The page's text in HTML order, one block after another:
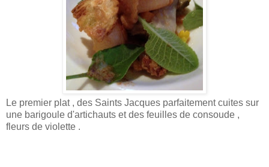
Le premier plat , des Saints Jacques parfaitement cuites sur
une barigoule d'artichauts et des feuilles de consoude ,
fleurs de violette .